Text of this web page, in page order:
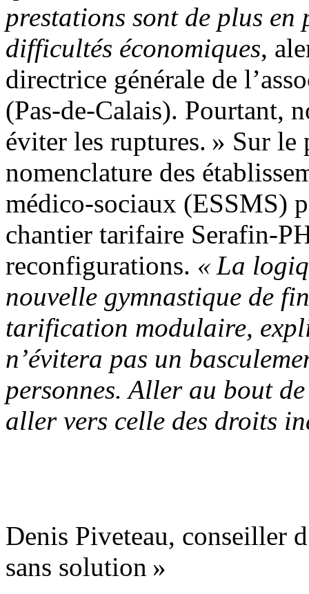
prestations sont de plus en
difficultés économiques,
directrice générale de
(Pas-de-Calais). Pourtant,
éviter les ruptures. » Sur
nomenclature des
médico-sociaux (ESSMS)
chantier tarifaire Serafin-
reconfigurations. « La
nouvelle gymnastique de
tarification modulaire,
n’évitera pas un
personnes. Aller au bout
aller vers celle des droits
Denis Piveteau, conseiller
sans solution »